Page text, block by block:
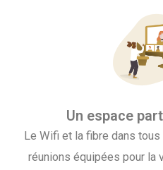
Un espace
Le Wifi et la fibre dans
réunions équipées pour la